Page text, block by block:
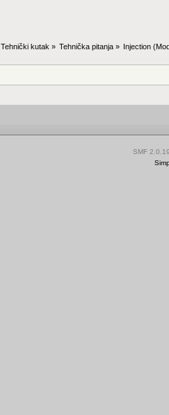
Tehnički kutak» Tehnička pitanja» Injection
SMF